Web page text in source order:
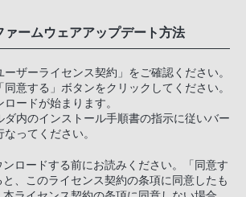
ァームウェアアップデート方法
ーザーライセンス契約」をご確認ください。
同意する」ボタンをクリックしてください。
ードが始まります。
ダ内のインストール手順書の指示に従いバー
ってください。
ロードする前にお読みください。「同意す
、このライセンス契約の条項に同意したも